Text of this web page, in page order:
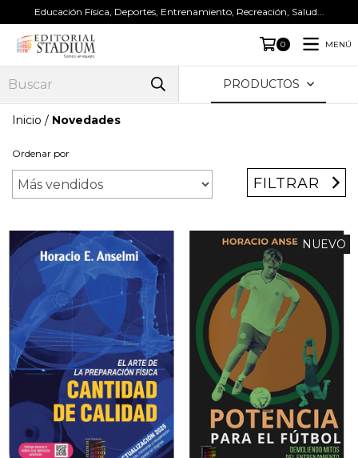
Educación Física, Deportes, Entrenamiento, Recreación, Salud...
0 MENÚ
PRODUCTOS
Inicio / Novedades
Ordenar por
FILTRAR
NUEVO